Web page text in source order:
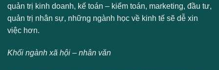
quản trị kinh doanh, kế toán – kiểm toán, marketing, đầu tư,
quản trị nhân sự, những ngành học về kinh tế sẽ dễ xin
việc hơn.
Khối ngành xã hội – nhân văn